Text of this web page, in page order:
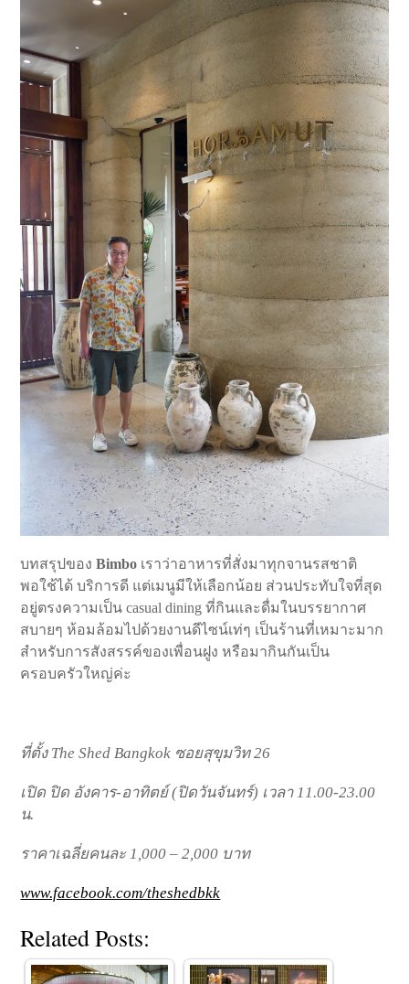
บทสรุปของ Bimbo เราว่าอาหารที่สั่งมาทุกจานรสชาติ
พอใช้ได้ บริการดี แต่เมนูมีให้เลือกน้อย ส่วนประทับใจที่สุด
อยู่ตรงความเป็น casual dining ที่กินและดื่มในบรรยากาศ
สบายๆ ห้อมล้อมไปด้วยงานดีไซน์เท่ๆ เป็นร้านที่เหมาะมาก
สำหรับการสังสรรค์ของเพื่อนฝูง หรือมากินกันเป็น
ครอบครัวใหญ่ค่ะ
ที่ตั้ง The Shed Bangkok ซอยสุขุมวิท 26
เปิด ปิด อังคาร-อาทิตย์ (ปิดวันจันทร์) เวลา 11.00-23.00
น.
ราคาเฉลี่ยคนละ 1,000 – 2,000 บาท
www.facebook.com/theshedbkk
Related Posts: